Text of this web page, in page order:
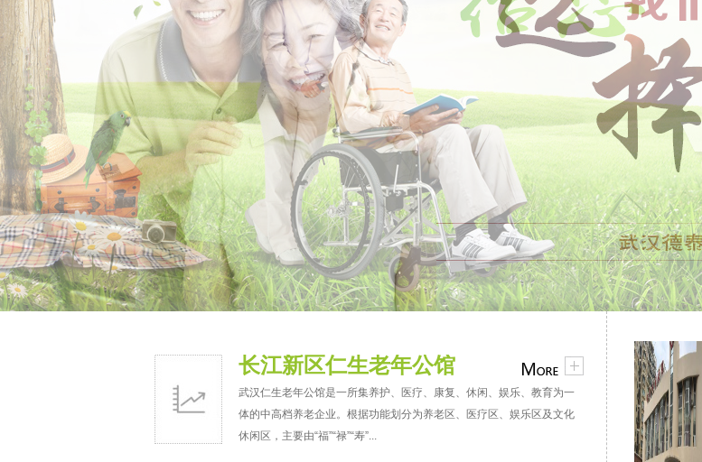
长江新区仁生老年公馆
武汉仁生老年公馆是一所集养护、医疗、康复、休闲、娱乐、教育为一
体的中高档养老企业。根据功能划分为养老区、医疗区、娱乐区及文化
休闲区，主要由“福”“禄”“寿”...